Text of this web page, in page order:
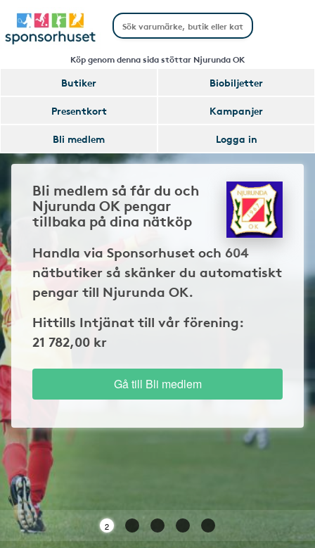
Köp genom denna sida stöttar Njurunda OK
Butiker
Biobiljetter
Presentkort
Kampanjer
Bli medlem
Logga in
Bli medlem så får du och
Njurunda OK pengar
tillbaka på dina nätköp
Handla via Sponsorhuset och 604
nätbutiker så skänker du automatiskt
pengar till Njurunda OK.
Hittills Intjänat till vår förening:
21 782,00 kr
Gå till Bli medlem
2